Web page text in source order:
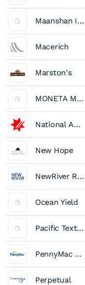
Maanshan Iron & Steel (H)
Macerich
Marston's
MONETA Money Bank a.s
National Australia Bank
New Hope
NewRiver REIT
Ocean Yield
Pacific Textiles Holdings
PennyMac Mortgage Investment Trust
Perpetual